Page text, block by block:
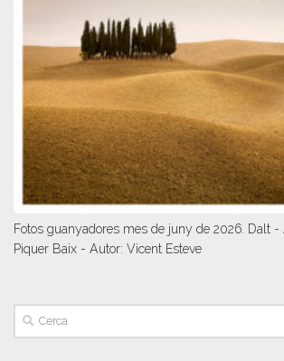
Fotos guanyadores mes de juny de 2026. Dalt -
Piquer Baix - Autor: Vicent Esteve